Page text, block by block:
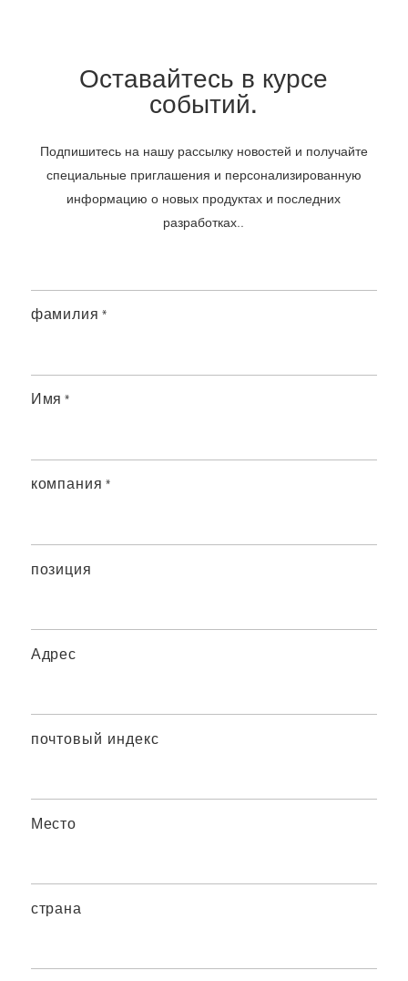
Оставайтесь в курсе
событий.
Подпишитесь на нашу рассылку новостей и получайте
специальные приглашения и персонализированную
информацию о новых продуктах и последних
разработках..
фамилия *
Имя *
компания *
позиция
Адрес
почтовый индекс
Место
страна